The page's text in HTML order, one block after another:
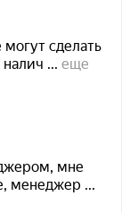
сделать
налич ... еще
мне
менеджер ...